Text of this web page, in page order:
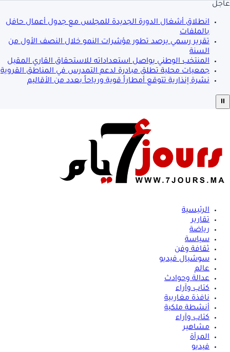
عاجل
انطلاق أشغال الدورة الجديدة للمجلس مع جدول أعمال حافل
بالملفات
تقرير رسمي يرصد تطور مؤشرات النمو خلال النصف الأول من
السنة
المنتخب الوطني يواصل استعداداته للاستحقاق القاري المقبل
جمعيات محلية تطلق مبادرة لدعم التمدرس في المناطق القروية
نشرة إنذارية تتوقع أمطاراً قوية ورياحاً بعدد من الأقاليم
⏸
الرئيسية
تقارير
رياضة
سياسة
ثقافة وفن
سوشيال فيديو
عالم
عدالة وحوادث
كتاب وآراء
نافذة مغاربية
أنشطة ملكية
كتاب وآراء
مشاهير
المرأة
فيديو